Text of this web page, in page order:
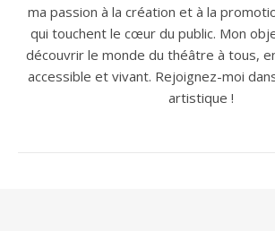
ma passion à la création et à la
qui touchent le cœur du public. Mon
découvrir le monde du théâtre à tous,
accessible et vivant. Rejoignez-moi
artistique !